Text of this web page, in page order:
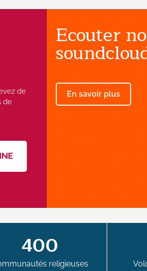
de
de
Ecouter
En savoir plus
400
religieuses